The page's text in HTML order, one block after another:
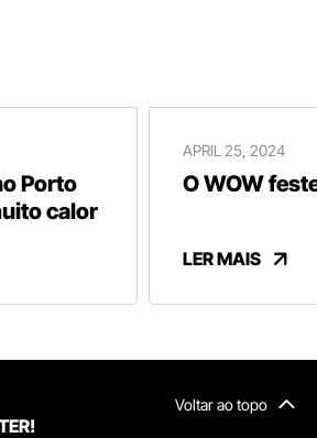
Porto
calor
APRIL 25, 2024
O WOW
LER MAIS
Voltar ao topo